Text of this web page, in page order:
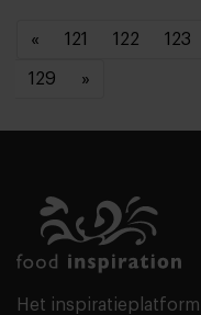
« 121 122 123
129 »
Het